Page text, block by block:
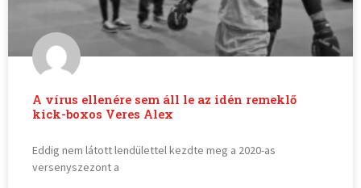
A vírus ellenére sem áll le az idén remeklő
kick-boxos Veres Alex
Eddig nem látott lendülettel kezdte meg a 2020-as
versenyszezont a